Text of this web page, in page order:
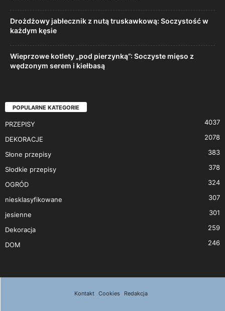
Drożdżowy jabłecznik z nutą truskawkową: Soczystość w
każdym kęsie
Wieprzowe kotlety „pod pierzynką”: Soczyste mięso z
wędzonym serem i kiełbasą
POPULARNE KATEGORIE
PRZEPISY 4037
DEKORACJE 2078
Słone przepisy 383
Słodkie przepisy 378
OGRÓD 324
niesklasyfikowane 307
jesienne 301
Dekoracja 259
DOM 246
Kontakt Cookies Redakcja